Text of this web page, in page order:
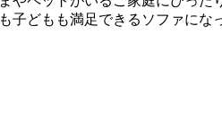
子どもも満足できるソファに